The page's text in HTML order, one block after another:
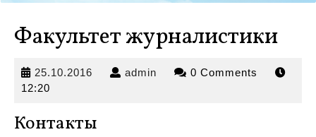
Факультет журналистики
25.10.2016 25.10.2016
admin admin 0 Comments
12:20
Контакты